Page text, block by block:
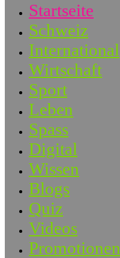
Startseite
Schweiz
International
Wirtschaft
Sport
Leben
Spass
Digital
Wissen
Blogs
Quiz
Videos
Promotionen